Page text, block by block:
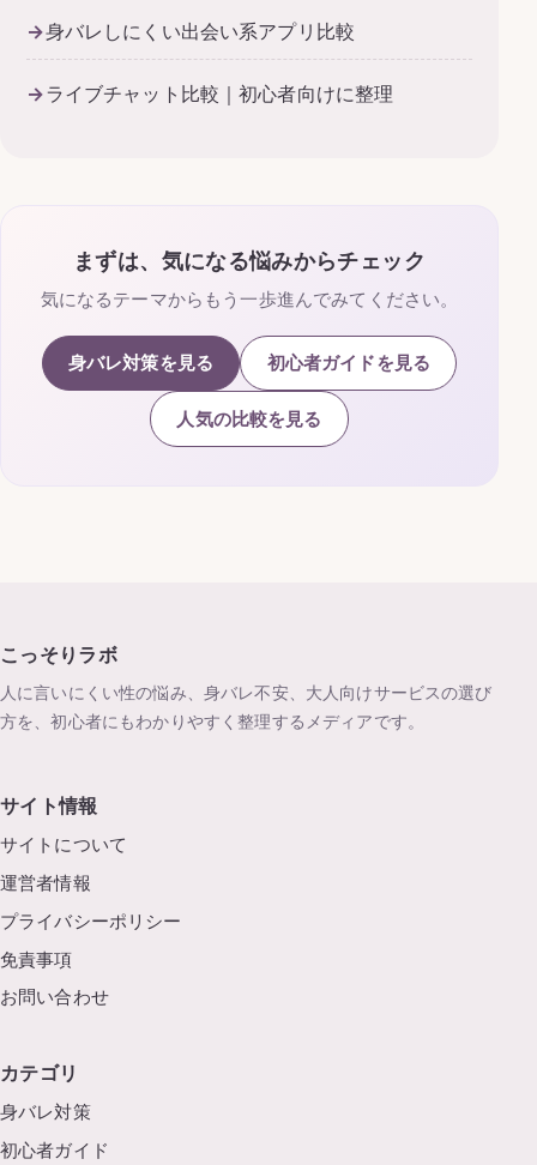
身バレしにくい出会い系アプリ比較
ライブチャット比較｜初心者向けに整理
まずは、気になる悩みからチェック
気になるテーマからもう一歩進んでみてください。
身バレ対策を見る 初心者ガイドを見る
人気の比較を見る
こっそりラボ
人に言いにくい性の悩み、身バレ不安、大人向けサービスの選び
方を、初心者にもわかりやすく整理するメディアです。
サイト情報
サイトについて
運営者情報
プライバシーポリシー
免責事項
お問い合わせ
カテゴリ
身バレ対策
初心者ガイド